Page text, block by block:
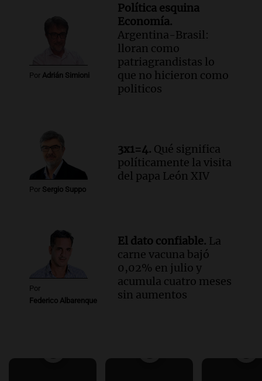
Por Adrián Simioni
Política esquina
Economía.
Argentina-Brasil:
lloran como
patriagrandistas lo
que no hicieron como
politicos
Por Sergio Suppo
3x1=4. Qué significa
políticamente la visita
del papa León XIV
Por
Federico Albarenque
El dato confiable. La
carne vacuna bajó
0,02% en julio y
acumula cuatro meses
sin aumentos